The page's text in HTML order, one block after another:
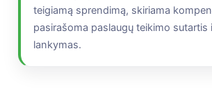
teigiamą sprendimą, skiriama
pasirašoma paslaugų teikimo sutartis
lankymas.